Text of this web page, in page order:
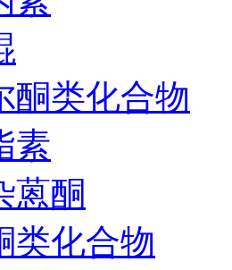
酮类化合物
素
蒽酮
类化合物